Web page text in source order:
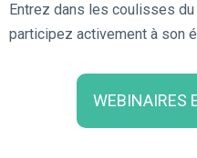
Entrez dans les coulisses
participez activement à son
WEBINAIRES